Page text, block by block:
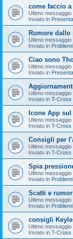
come faccio
Ultimo messaggio
Inviato in
Rumore dallo
Ultimo messaggio
Inviato in
Ciao sono
Ultimo messaggio
Inviato in
Ultimo messaggio
Inviato in T-Cross
Icone App
Ultimo messaggio
Inviato in T-Cross
Consigli per
Ultimo messaggio
Inviato in T-Cross
Spia
Ultimo messaggio
Inviato in
Scatti e
Ultimo messaggio
Inviato in
consigli
Ultimo messaggio
Inviato in T-Cross